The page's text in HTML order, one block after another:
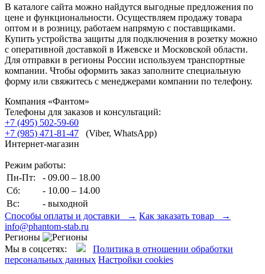
В каталоге сайта можно найдутся выгодные предложения по
цене и функциональности. Осуществляем продажу товара
оптом и в розницу, работаем напрямую с поставщиками.
Купить устройства защиты для подключения в розетку можно
с оперативной доставкой в Ижевске и Московской области.
Для отправки в регионы России используем транспортные
компании. Чтобы оформить заказ заполните специальную
форму или свяжитесь с менеджерами компании по телефону.
Компания «Фантом»
Телефоны для заказов и консультаций:
+7 (495) 502-59-60
+7 (985) 471-81-47 (Viber, WhatsApp)
Интернет-магазин
Режим работы:
Пн-Пт:
- 09.00 – 18.00
Сб:
- 10.00 – 14.00
Вс:
- выходной
Способы оплаты и доставки → Как заказать товар →
info@phantom-stab.ru
Регионы
Мы в соцсетях:
Политика в отношении обработки
персональных данных Настройки cookies